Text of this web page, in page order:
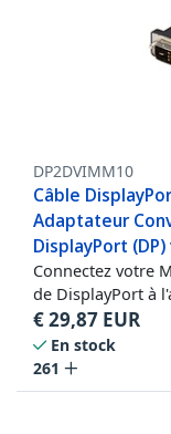
DP2DVIMM10
Câble
Adaptateur
DisplayPort
Connectez votre
de DisplayPort à
€29,87 EUR
En stock
261